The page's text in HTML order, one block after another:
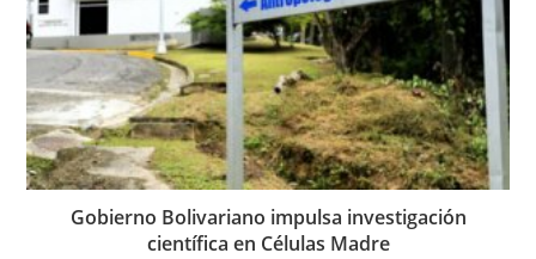
Gobierno Bolivariano impulsa investigación
científica en Células Madre